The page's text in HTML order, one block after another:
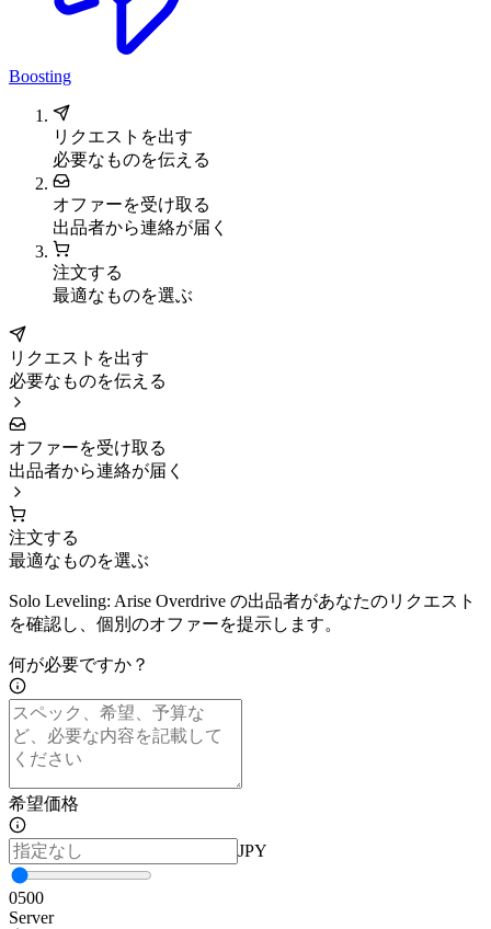
Boosting
リクエストを出す
必要なものを伝える
オファーを受け取る
出品者から連絡が届く
注文する
最適なものを選ぶ
リクエストを出す
必要なものを伝える
オファーを受け取る
出品者から連絡が届く
注文する
最適なものを選ぶ
Solo Leveling: Arise Overdrive の出品者があなたのリクエスト
を確認し、個別のオファーを提示します。
何が必要ですか？
希望価格
JPY
0500
Server